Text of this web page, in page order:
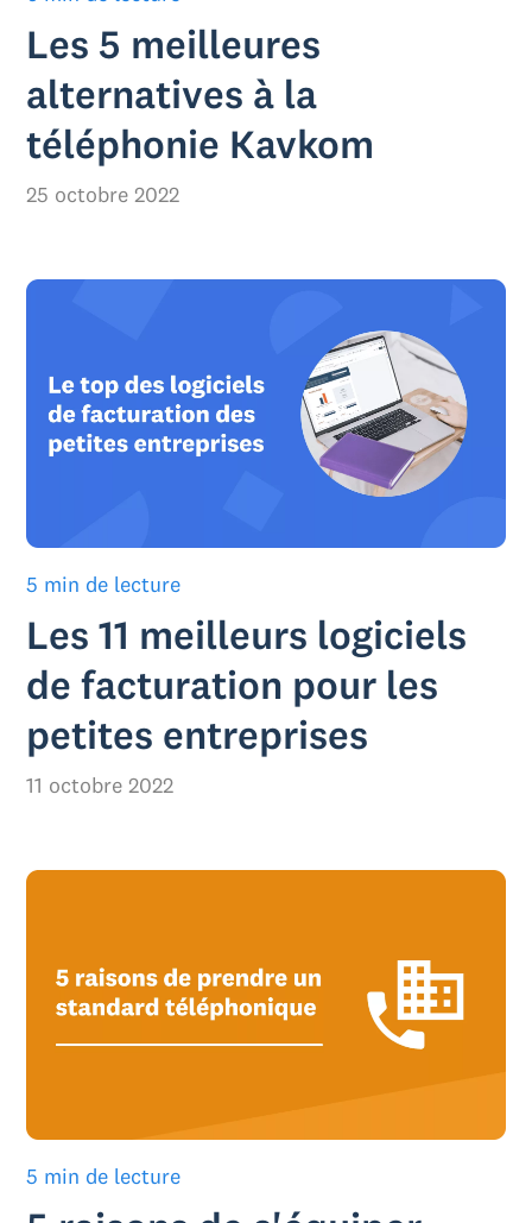
Les 5 meilleures
alternatives à la
téléphonie Kavkom
25 octobre 2022
5 min de lecture
Les 11 meilleurs logiciels
de facturation pour les
petites entreprises
11 octobre 2022
5 min de lecture